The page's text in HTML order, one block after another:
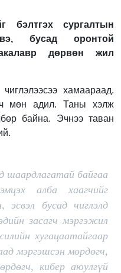
бэлтгэх сургалтын
бусад оронтой
дөрвөн жил
хамаараад.
мөн адил. Таны хэлж
байна. Эчнээ таван
шаардлагатай байгаа
алба хаагчийг
эсвэл бусад чиглэлд
засагч мэргэжил
хугацаатайгаар
мэргэшсэн мөрдөгч,
кибер аюулгүй